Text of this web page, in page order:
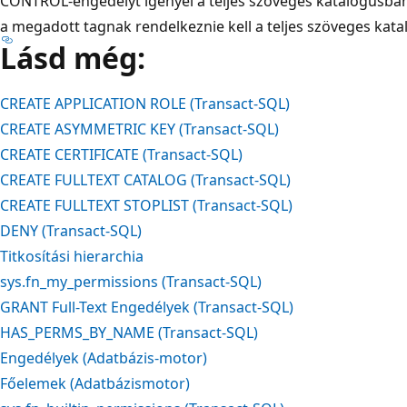
a megadott tagnak rendelkeznie kell a teljes szöveges
Lásd még:
CREATE APPLICATION ROLE (Transact-SQL)
CREATE ASYMMETRIC KEY (Transact-SQL)
CREATE CERTIFICATE (Transact-SQL)
CREATE FULLTEXT CATALOG (Transact-SQL)
CREATE FULLTEXT STOPLIST (Transact-SQL)
DENY (Transact-SQL)
Titkosítási hierarchia
sys.fn_my_permissions (Transact-SQL)
GRANT Full-Text Engedélyek (Transact-SQL)
HAS_PERMS_BY_NAME (Transact-SQL)
Engedélyek (Adatbázis-motor)
Főelemek (Adatbázismotor)